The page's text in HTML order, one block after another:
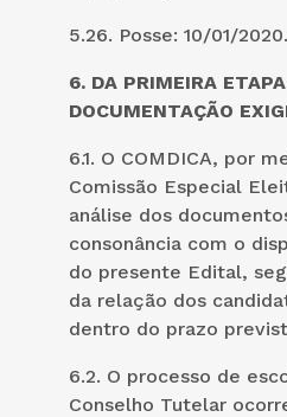
5.26. Posse: 10/01/2020.
6. DA PRIMEIRA
DOCUMENTAÇÃO
6.1. O COMDICA, por
Comissão Especial
análise dos
consonância com o
do presente Edital,
da relação dos
dentro do prazo
6.2. O processo de
Conselho Tutelar